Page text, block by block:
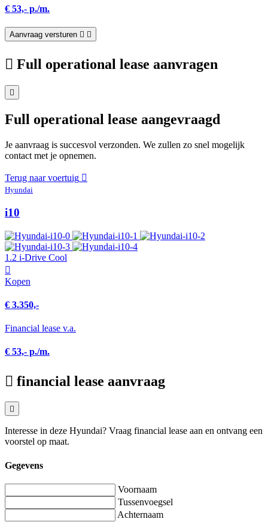
€ 53,- p./m.
Aanvraag versturen
Full operational lease aanvragen
Full operational lease aangevraagd
Je aanvraag is succesvol verzonden. We zullen zo snel mogelijk
contact met je opnemen.
Terug naar voertuig
Hyundai
i10
1.2 i-Drive Cool
Kopen
€ 3.350,-
Financial lease v.a.
€ 53,- p./m.
financial lease aanvraag
Interesse in deze Hyundai? Vraag financial lease aan en ontvang een
voorstel op maat.
Gegevens
Voornaam
Tussenvoegsel
Achternaam